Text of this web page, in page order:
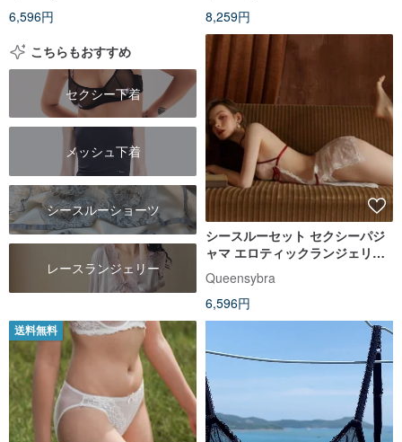
6,596円
8,259円
こちらもおすすめ
セクシー下着
メッシュ下着
シースルーショーツ
レースランジェリー
シースルーセット セクシーパジ
ャマ エロティックランジェリー
セクシーランジェリー 肌触りの
良いシルクパジャマ セクシーパ
ジャマ サテンパジャマ
Queensybra
6,596円
送料無料